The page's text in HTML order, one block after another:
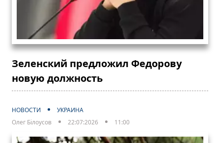
Зеленский предложил Федорову
новую должность
НОВОСТИ
УКРАИНА
Олег Білоусов
22:07:2026 11:00